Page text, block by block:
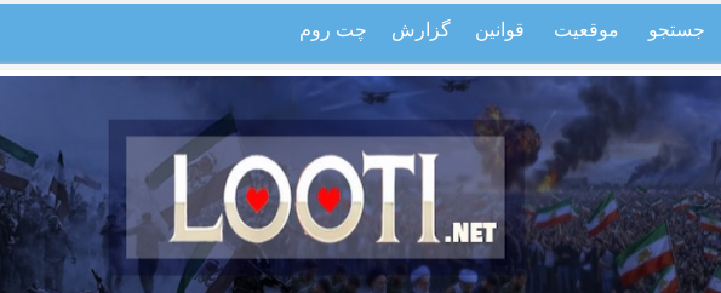
جستجو موقعیت قوانین گزارش چت روم